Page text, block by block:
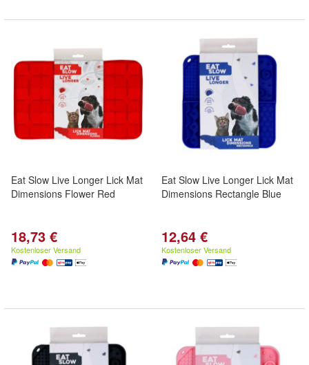
Eat Slow Live Longer Lick Mat
Dimensions Flower Red
18,73 €
Kostenloser Versand
Eat Slow Live Longer Lick Mat
Dimensions Rectangle Blue
12,64 €
Kostenloser Versand